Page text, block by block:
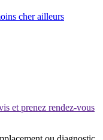
cher ailleurs
et prenez rendez-vous